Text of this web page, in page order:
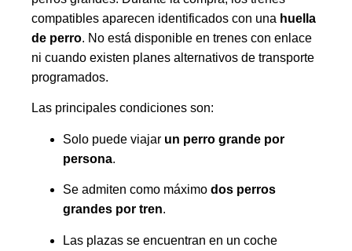
compatibles aparecen identificados con una huella
de perro. No está disponible en trenes con enlace
ni cuando existen planes alternativos de transporte
programados.
Las principales condiciones son:
Solo puede viajar un perro grande por
persona.
Se admiten como máximo dos perros
grandes por tren.
Las plazas se encuentran en un coche